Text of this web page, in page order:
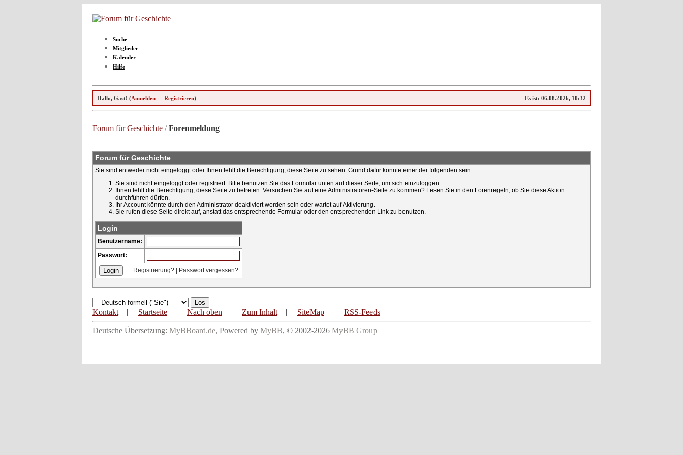
Suche
Mitglieder
Kalender
Hilfe
Es ist: 06.08.2026, 10:32
Hallo, Gast! (Anmelden — Registrieren)
Forum für Geschichte /Forenmeldung
Forum für Geschichte
Sie sind entweder nicht eingeloggt oder Ihnen fehlt die Berechtigung, diese Seite zu sehen. Grund dafür könnte einer der folgenden sein:
Sie sind nicht eingeloggt oder registriert. Bitte benutzen Sie das Formular unten auf dieser Seite, um sich einzuloggen.
Ihnen fehlt die Berechtigung, diese Seite zu betreten. Versuchen Sie auf eine Administratoren-Seite zu kommen? Lesen Sie in den Forenregeln, ob Sie diese Aktion
durchführen dürfen.
Ihr Account könnte durch den Administrator deaktiviert worden sein oder wartet auf Aktivierung.
Sie rufen diese Seite direkt auf, anstatt das entsprechende Formular oder den entsprechenden Link zu benutzen.
Login
Benutzername:
Passwort:
Registrierung? Passwort vergessen?
Kontakt | Startseite | Nach oben | Zum Inhalt | SiteMap | RSS-Feeds
Deutsche Übersetzung: MyBBoard.de, Powered by MyBB, © 2002-2026 MyBB Group